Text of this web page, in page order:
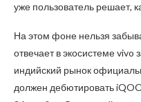
уже пользователь решает,
На этом фоне нельзя
отвечает в экосистеме vivo
индийский рынок
должен дебютировать